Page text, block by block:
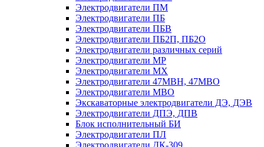
Электродвигатели ПМ
Электродвигатели ПБ
Электродвигатели ПБВ
Электродвигатели ПБ2П, ПБ2О
Электродвигатели различных серий
Электродвигатели МР
Электродвигатели MX
Электродвигатели 47MBH, 47МВО
Электродвигатели MBO
Экскаваторные электродвигатели ДЭ, ДЭВ
Электродвигатели ДПЭ, ДПВ
Блок исполнительный БИ
Электродвигатели ПЛ
Электродвигатели ДК-309